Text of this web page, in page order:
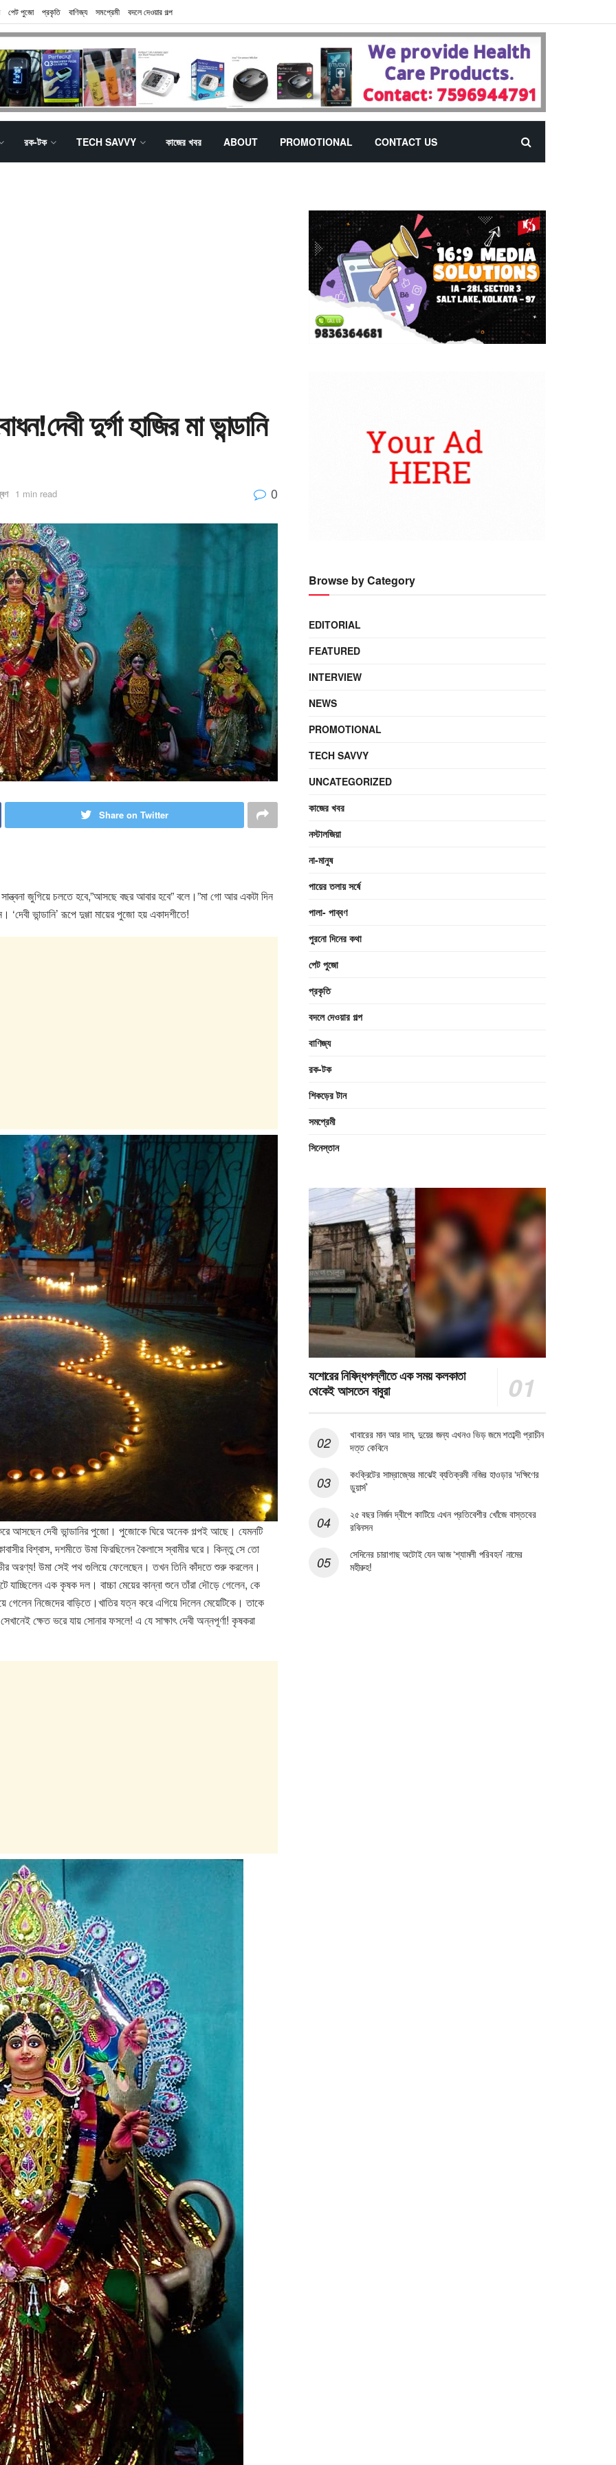
পেট পুজো প্রকৃতি বাণিজ্য সমপ্রেমী বদলে দেওয়ার গল্প
রক-টক TECH SAVVY কাজের খবর ABOUT PROMOTIONAL CONTACT US
দুর্গা হাজির মা ভান্ডানি
1 min read 0
Share on Twitter
জুগিয়ে চলতে হবে,”আসছে বছর আবার হবে” বলে।”মা গো আর একটা দিন
ভান্ডানি’ রূপে দুগ্গা মায়ের পুজো হয় একাদশীতে!
করে আসছেন দেবী ভান্ডানির পুজো। পুজোকে ঘিরে অনেক গল্পই আছে। যেমনটি
বিশ্বাস, দশমীতে উমা ফিরছিলেন কৈলাসে স্বামীর ঘরে। কিন্তু সে তো
অরণ্য! উমা সেই পথ গুলিয়ে ফেলেছেন। তখন তিনি কাঁদতে শুরু করলেন।
যাচ্ছিলেন এক কৃষক দল। বাচ্চা মেয়ের কান্না শুনে তাঁরা দৌড়ে গেলেন, কে
গেলেন নিজেদের বাড়িতে।খাতির যত্ন করে এগিয়ে দিলেন মেয়েটিকে। তাকে
ক্ষেত ভরে যায় সোনার ফসলে! এ যে সাক্ষাৎ দেবী অন্নপূর্ণা! কৃষকরা
Browse by Category
EDITORIAL
FEATURED
INTERVIEW
NEWS
PROMOTIONAL
TECH SAVVY
UNCATEGORIZED
কাজের খবর
নস্টালজিয়া
না-মানুষ
পায়ের তলায় সর্ষে
পালা- পাব্বণ
পুরনো দিনের কথা
পেট পুজো
প্রকৃতি
বদলে দেওয়ার গল্প
বাণিজ্য
রক-টক
শিকড়ের টান
সমপ্রেমী
সিনেস্তান
যশোরের নিষিদ্ধপল্লীতে এক সময় কলকাতা
থেকেই আসতেন বাবুরা
খাবারের মান আর দাম, দুয়ের জন্য এখনও ভিড় জমে শতাব্দী প্রাচীন
দত্ত কেবিনে
কংক্রিটের সাম্রাজ্যের মাঝেই ব্যতিক্রমী নজির হাওড়ার ‘দক্ষিণের
ডুয়ার্স’
২৫ বছর নির্জন দ্বীপে কাটিয়ে এখন প্রতিবেশীর খোঁজে বাস্তবের
রবিনসন
সেদিনের চারাগাছ অটোই যেন আজ ‘শ্যামলী পরিবহন’ নামের
মহীরুহ!